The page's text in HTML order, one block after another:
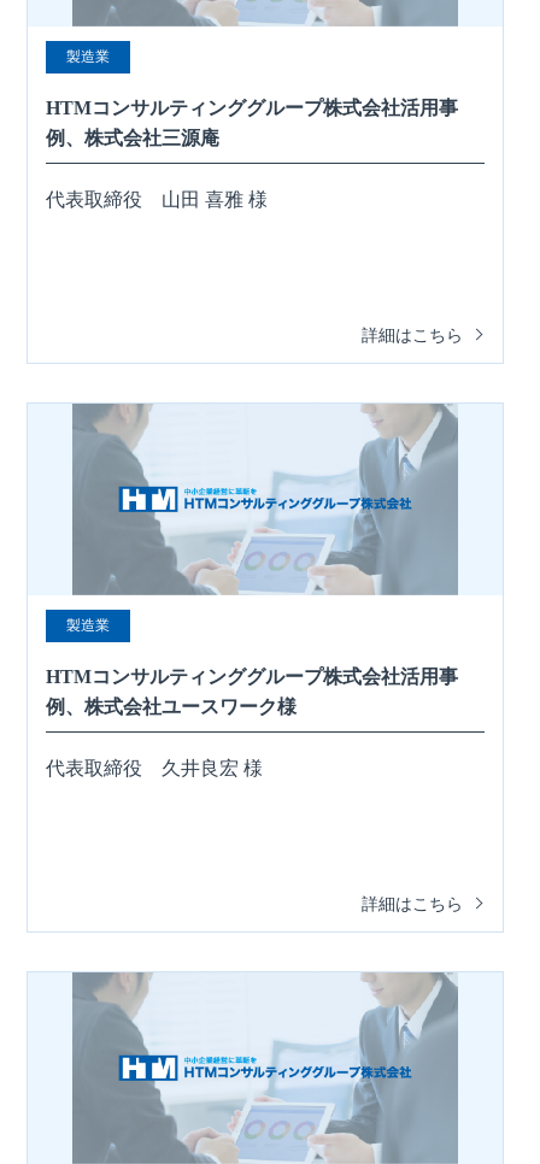
製造業
HTMコンサルティンググループ株式会社活用事
例、株式会社三源庵
代表取締役 山田 喜雅 様
詳細はこちら
製造業
HTMコンサルティンググループ株式会社活用事
例、株式会社ユースワーク様
代表取締役 久井良宏 様
詳細はこちら